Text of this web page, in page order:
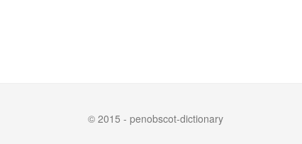
© 2015 - penobscot-dictionary